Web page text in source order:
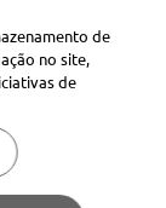
de
no site,
de